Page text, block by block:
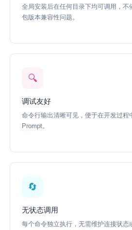
全局安装后在任何目录下均可调用，不
包版本兼容性问题。
🔍
调试友好
命令行输出清晰可见，便于在开发过程
Prompt。
🔄
无状态调用
每个命令独立执行，无需维护连接状态